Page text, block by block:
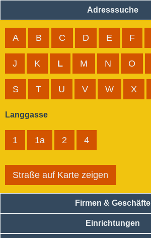
Adresssuche
A B C D E F
J K L M N O
S T U V W X
Langgasse
1 1a 2 4
Straße auf Karte zeigen
Firmen & Geschäfte
Einrichtungen